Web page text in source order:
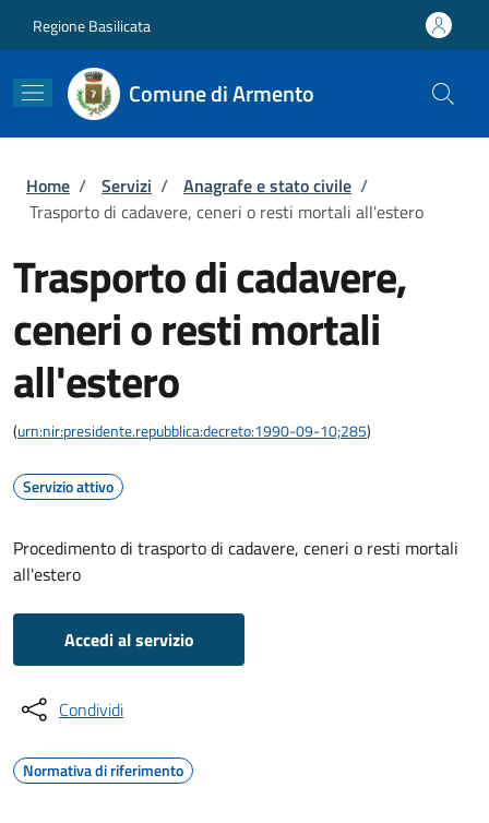
Regione Basilicata
Comune di Armento
Briciole di pane
Home / Servizi / Anagrafe e stato civile /
Trasporto di cadavere, ceneri o resti mortali all'estero
Trasporto di cadavere,
ceneri o resti mortali
all'estero
(urn:nir:presidente.repubblica:decreto:1990-09-10;285)
Servizio attivo
Procedimento di trasporto di cadavere, ceneri o resti mortali
all'estero
Accedi al servizio
Condividi
Normativa di riferimento